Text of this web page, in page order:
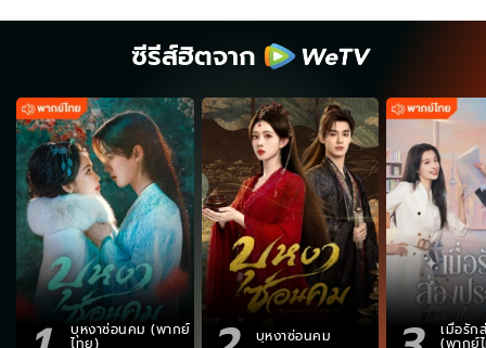
ซีรีส์ฮิตจาก
บุหงาซ่อนคม (พากย์
ไทย) บุหงาซ่อนคม เมื่อรัก
(พากย์